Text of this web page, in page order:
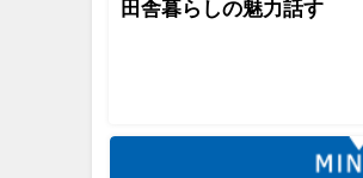
田舎暮らしの魅力話す